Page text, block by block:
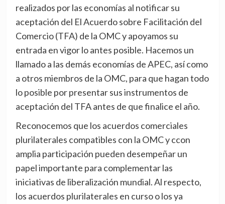
realizados por las economías al notificar su
aceptación del El Acuerdo sobre Facilitación del
Comercio (TFA) de la OMC y apoyamos su
entrada en vigor lo antes posible. Hacemos un
llamado a las demás economías de APEC, así como
a otros miembros de la OMC, para que hagan todo
lo posible por presentar sus instrumentos de
aceptación del TFA antes de que finalice el año.
Reconocemos que los acuerdos comerciales
plurilaterales compatibles con la OMC y ccon
amplia participación pueden desempeñar un
papel importante para complementar las
iniciativas de liberalización mundial. Al respecto,
los acuerdos plurilaterales en curso o los ya